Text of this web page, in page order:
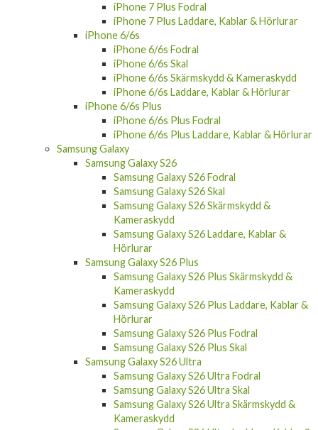
iPhone 7 Plus Fodral
iPhone 7 Plus Laddare, Kablar & Hörlurar
iPhone 6/6s
iPhone 6/6s Fodral
iPhone 6/6s Skal
iPhone 6/6s Skärmskydd & Kameraskydd
iPhone 6/6s Laddare, Kablar & Hörlurar
iPhone 6/6s Plus
iPhone 6/6s Plus Fodral
iPhone 6/6s Plus Laddare, Kablar & Hörlurar
Samsung Galaxy
Samsung Galaxy S26
Samsung Galaxy S26 Fodral
Samsung Galaxy S26 Skal
Samsung Galaxy S26 Skärmskydd &
Kameraskydd
Samsung Galaxy S26 Laddare, Kablar &
Hörlurar
Samsung Galaxy S26 Plus
Samsung Galaxy S26 Plus Skärmskydd &
Kameraskydd
Samsung Galaxy S26 Plus Laddare, Kablar &
Hörlurar
Samsung Galaxy S26 Plus Fodral
Samsung Galaxy S26 Plus Skal
Samsung Galaxy S26 Ultra
Samsung Galaxy S26 Ultra Fodral
Samsung Galaxy S26 Ultra Skal
Samsung Galaxy S26 Ultra Skärmskydd &
Kameraskydd